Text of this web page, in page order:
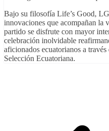
Bajo su filosofía Life’s Good,
innovaciones que acompañan la
partido se disfrute con mayor
celebración inolvidable
aficionados ecuatorianos a
Selección Ecuatoriana.